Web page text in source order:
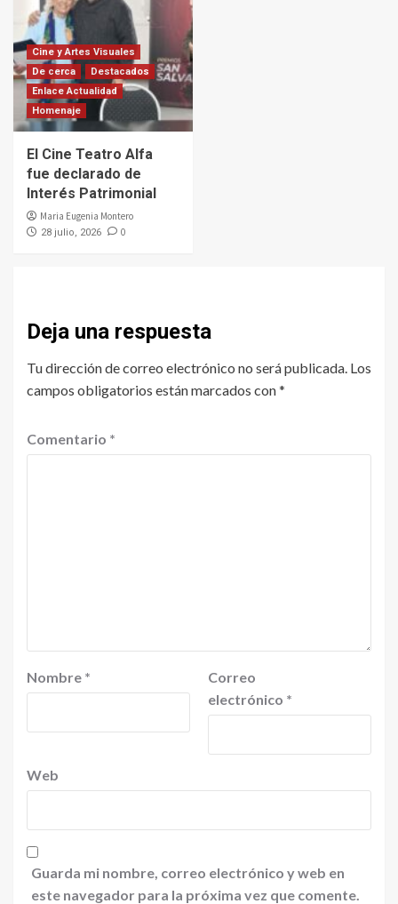
Cine y Artes Visuales
De cerca
Destacados
Enlace Actualidad
Homenaje
El Cine Teatro Alfa
fue declarado de
Interés Patrimonial
Maria Eugenia Montero
28 julio, 2026 0
Deja una respuesta
Tu dirección de correo electrónico no será publicada. Los
campos obligatorios están marcados con*
Comentario *
Nombre *
Correo
electrónico *
Web
Guarda mi nombre, correo electrónico y web en
este navegador para la próxima vez que comente.